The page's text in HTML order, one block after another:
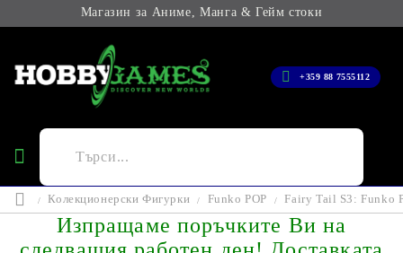
Магазин за Аниме, Манга & Гейм стоки
+359 88 7555112
Колекционерски Фигурки Funko POP Fairy Tail S3: Funko
Изпращаме поръчките Ви на